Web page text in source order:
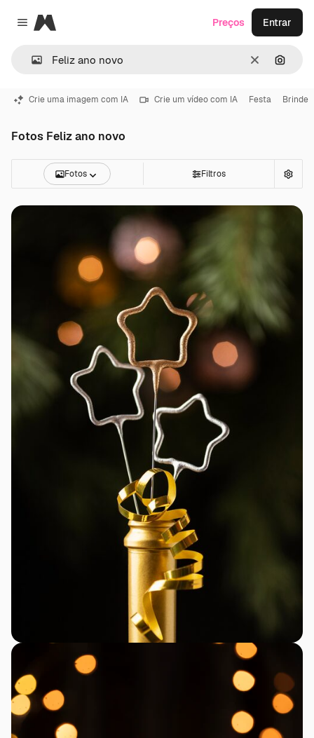
Close menu
Magnific
Limpar
Preços Entrar
Crie uma imagem com IA Crie um vídeo com IA Festa Brinde
Fotos Feliz ano novo
Fotos Filtros